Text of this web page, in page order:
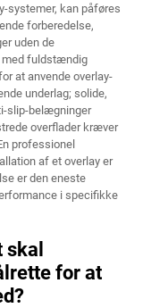
systemer, kan påføres
forberedelse,
uden de
med fuldstændig
at anvende overlay-
underlag; solide,
slip-belægninger
overflader kræver
professionel
af et overlay er
er den eneste
i specifikke
for at